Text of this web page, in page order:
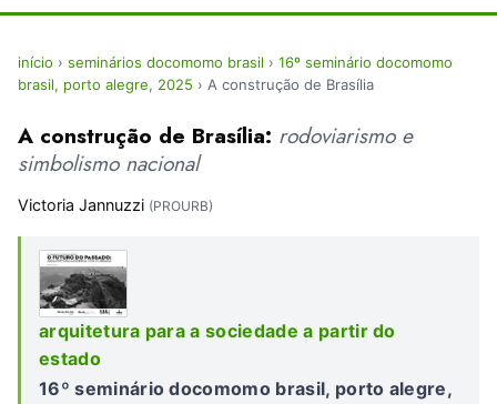
início › seminários docomomo brasil › 16º seminário docomomo
brasil, porto alegre, 2025 › A construção de Brasília
A construção de Brasília: rodoviarismo e
simbolismo nacional
Victoria Jannuzzi (PROURB)
arquitetura para a sociedade a partir do
estado
16º seminário docomomo brasil, porto alegre,